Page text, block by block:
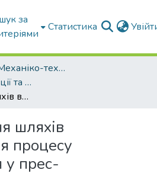
за
Статистика
Факультет Механіко-технологічний
Кафедра Експлуатації та технічного сервісу машин
Обґрунтування шляхів вдосконалення процесу гранулювання у прес-грануляторах з кільцевою матрицею
шляхів
процесу
у прес-